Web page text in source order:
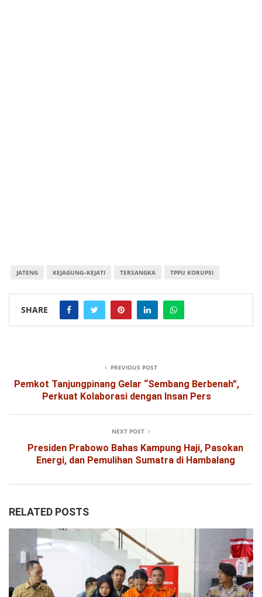
JATENG KEJAGUNG–KEJATI TERSANGKA TPPU KORUPSI
SHARE
PREVIOUS POST
Pemkot Tanjungpinang Gelar “Sembang Berbenah”,
Perkuat Kolaborasi dengan Insan Pers
NEXT POST
Presiden Prabowo Bahas Kampung Haji, Pasokan
Energi, dan Pemulihan Sumatra di Hambalang
RELATED POSTS